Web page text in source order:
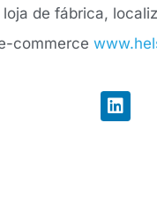
de fábrica,
commerce